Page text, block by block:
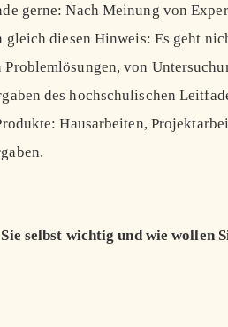
gerne: Nach Meinung von
gleich diesen Hinweis: Es geht
von
des hochschulischen
Hausarbeiten,
selbst wichtig und wie wollen